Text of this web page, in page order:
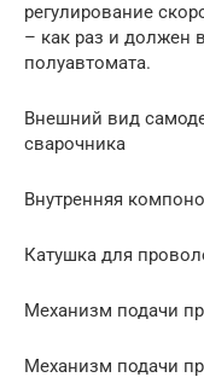
регулирование
– как раз и должен
полуавтомата.
Внешний вид
сварочника
Внутренняя
Катушка для
Механизм подачи
Механизм подачи